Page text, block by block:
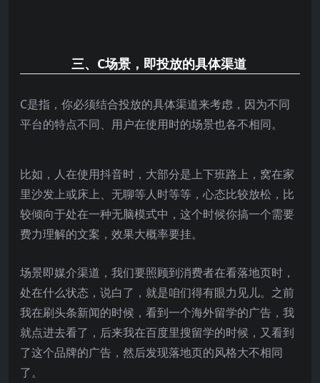
三、C场景，即投放的具体渠道
C是指，你必须结合投放的具体渠道来考虑，因为不同
平台的特点不同、用户在使用时的场景也各不相同。
比如，人在使用抖音时，大部分是上下班路上，窝在家
里沙发上或床上、无聊等人时等等，心态比较放松，比
较倾向于处在一种无脑模式中，这个时候你搞一个需要
费力理解的文案，效果大概率要挂。
场景即媒介渠道，我们要照顾到消费者在看落地页时，
处在什么状态，说白了，就是咱们得有眼力见儿。之前
我在刷头条新闻的时候，看到一个海外留学的广告，我
就点进去看了，后来我在百度里搜留学的时候，又看到
了这个品牌的广告，然后发现落地页的风格大不相同
了。